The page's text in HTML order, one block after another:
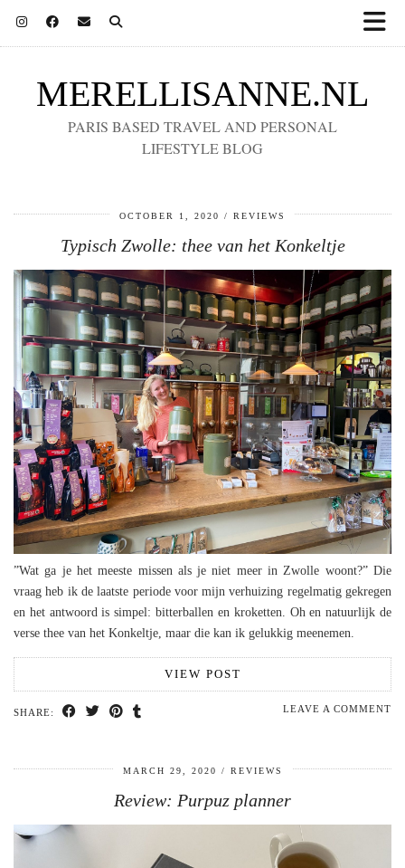
MERELLISANNE.NL
PARIS BASED TRAVEL AND PERSONAL
LIFESTYLE BLOG
OCTOBER 1, 2020 REVIEWS
Typisch Zwolle: thee van het Konkeltje
”Wat ga je het meeste missen als je niet meer in Zwolle woont?” Die
vraag heb ik de laatste periode voor mijn verhuizing regelmatig gekregen
en het antwoord is simpel: bitterballen en kroketten. Oh en natuurlijk de
verse thee van het Konkeltje, maar die kan ik gelukkig meenemen.
VIEW POST
SHARE: LEAVE A COMMENT
MARCH 29, 2020 REVIEWS
Review: Purpuz planner